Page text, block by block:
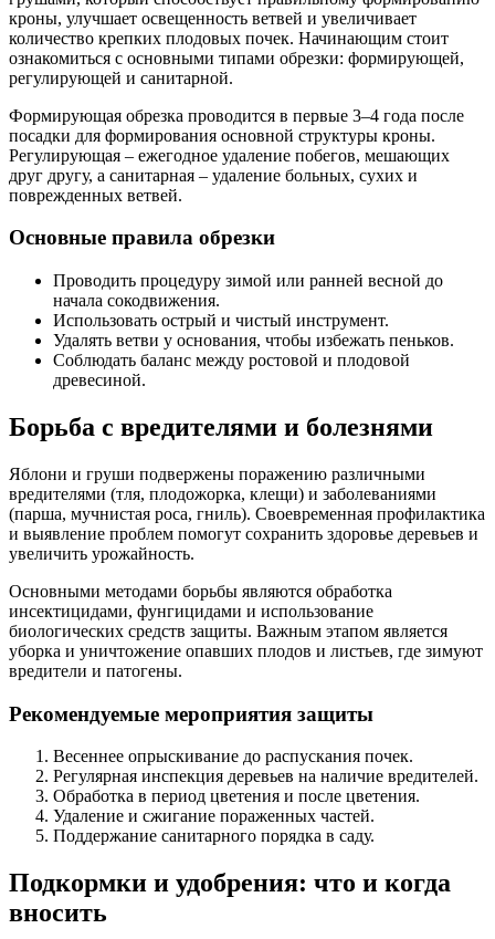
кроны, улучшает освещенность ветвей и увеличивает
количество крепких плодовых почек. Начинающим стоит
ознакомиться с основными типами обрезки: формирующей,
регулирующей и санитарной.
Формирующая обрезка проводится в первые 3–4 года после
посадки для формирования основной структуры кроны.
Регулирующая – ежегодное удаление побегов, мешающих
друг другу, а санитарная – удаление больных, сухих и
поврежденных ветвей.
Основные правила обрезки
Проводить процедуру зимой или ранней весной до
начала сокодвижения.
Использовать острый и чистый инструмент.
Удалять ветви у основания, чтобы избежать пеньков.
Соблюдать баланс между ростовой и плодовой
древесиной.
Борьба с вредителями и болезнями
Яблони и груши подвержены поражению различными
вредителями (тля, плодожорка, клещи) и заболеваниями
(парша, мучнистая роса, гниль). Своевременная профилактика
и выявление проблем помогут сохранить здоровье деревьев и
увеличить урожайность.
Основными методами борьбы являются обработка
инсектицидами, фунгицидами и использование
биологических средств защиты. Важным этапом является
уборка и уничтожение опавших плодов и листьев, где зимуют
вредители и патогены.
Рекомендуемые мероприятия защиты
Весеннее опрыскивание до распускания почек.
Регулярная инспекция деревьев на наличие вредителей.
Обработка в период цветения и после цветения.
Удаление и сжигание пораженных частей.
Поддержание санитарного порядка в саду.
Подкормки и удобрения: что и когда
вносить